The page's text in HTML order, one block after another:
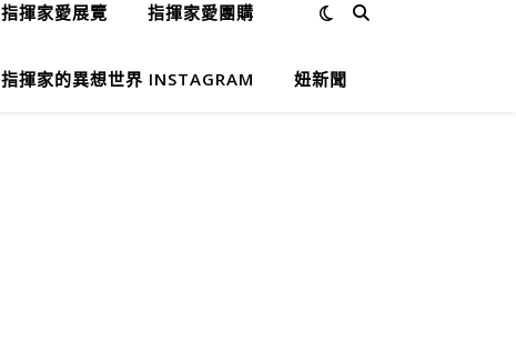
指揮家愛展覽 指揮家愛團購
指揮家的異想世界 INSTAGRAM 妞新聞